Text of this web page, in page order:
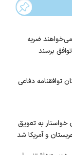
ضربه
برسند
توافقنامه دفاعی
خواستار به تعویق
و آمریکا شد